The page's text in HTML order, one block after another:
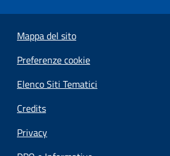
Mappa del sito
Preferenze cookie
Elenco Siti Tematici
Credits
Privacy